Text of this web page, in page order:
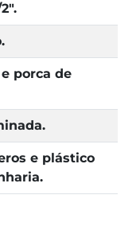
porca de
e plástico